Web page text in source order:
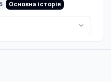
Основна історія